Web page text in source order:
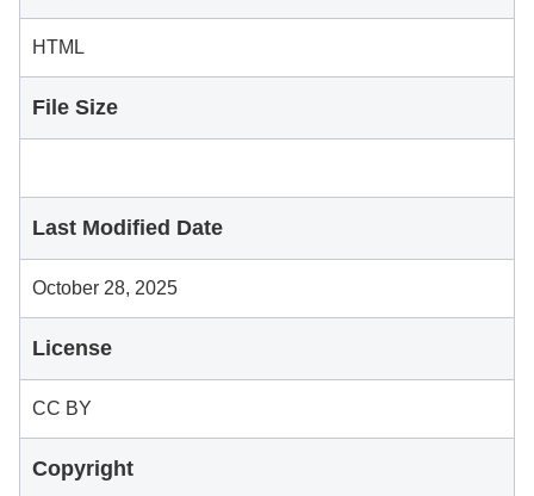
HTML
File Size
Last Modified Date
October 28, 2025
License
CC BY
Copyright